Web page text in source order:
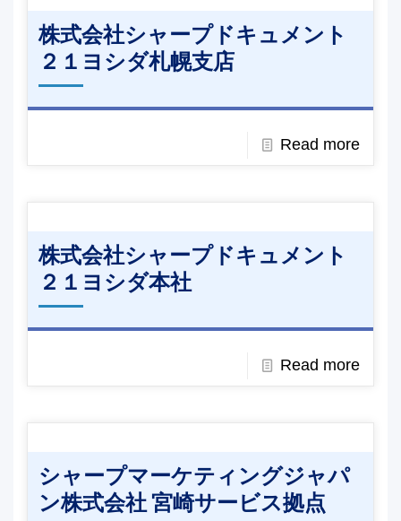
株式会社シャープドキュメント
２１ヨシダ札幌支店
Read more
株式会社シャープドキュメント
２１ヨシダ本社
Read more
シャープマーケティングジャパ
ン株式会社 宮崎サービス拠点